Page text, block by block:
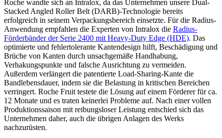
Roche wandte sich an Intralox, da das Unternehmen unsere Dual-
Stacked Angled Roller Belt (DARB)-Technologie bereits
erfolgreich in seinem Verpackungsbereich einsetzte. Für die Radius-
Anwendung empfahlen die Experten von Intralox die Radius-
Förderbänder der Serie 2400 mit Heavy-Duty Edge (HDE). Das
optimierte und fehlertolerante Kantendesign hilft, Beschädigung und
Brüche von Kanten durch unsachgemäße Handhabung,
Verhakungspunkte und falsche Ausrichtung zu vermeiden.
Außerdem verlängert die patentierte Load-Sharing-Kante die
Bandlebensdauer, indem sie die Belastung in kritischen Bereichen
verringert. Roche Fruit testete die Lösung auf einem Förderer für ca.
12 Monate und es traten keinerlei Probleme auf. Nach einer vollen
Produktionssaison mit reibungsloser Leistung entschied sich das
Unternehmen daher, auch die übrigen Anlagen des Werks
nachzurüsten.